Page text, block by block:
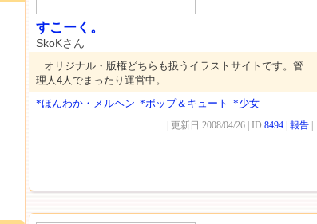
すこーく。
SkoKさん
オリジナル・版権どちらも扱うイラストサイトです。管
理人4人でまったり運営中。
*ほんわか・メルヘン *ポップ＆キュート *少女
| 更新日:2008/04/26 | ID:8494 報告